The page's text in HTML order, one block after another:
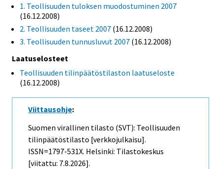
1. Teollisuuden tuloksen muodostuminen 2007
(16.12.2008)
2. Teollisuuden taseet 2007 (16.12.2008)
3. Teollisuuden tunnusluvut 2007 (16.12.2008)
Laatuselosteet
Teollisuuden tilinpäätöstilaston laatuseloste
(16.12.2008)
Viittausohje:
Suomen virallinen tilasto (SVT): Teollisuuden
tilinpäätöstilasto [verkkojulkaisu].
ISSN=1797-531X. Helsinki: Tilastokeskus
[viitattu: 7.8.2026].